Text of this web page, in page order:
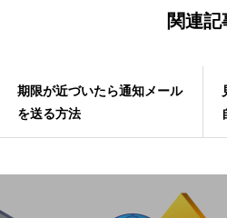
関連記
期限が近づいたら通知メール
を送る方法